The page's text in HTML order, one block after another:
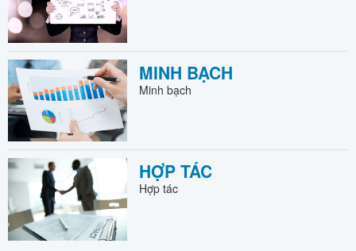
MINH BẠCH
Minh bạch
HỢP TÁC
Hợp tác